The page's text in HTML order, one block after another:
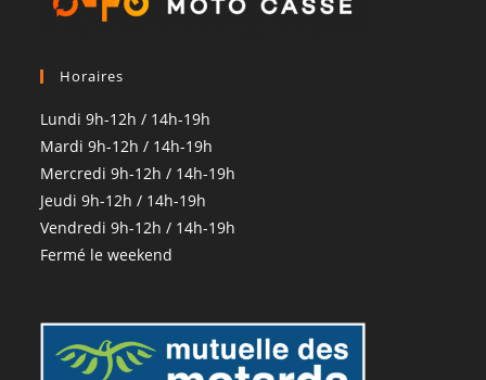
Horaires
Lundi 9h-12h / 14h-19h
Mardi 9h-12h / 14h-19h
Mercredi 9h-12h / 14h-19h
Jeudi 9h-12h / 14h-19h
Vendredi 9h-12h / 14h-19h
Fermé le weekend